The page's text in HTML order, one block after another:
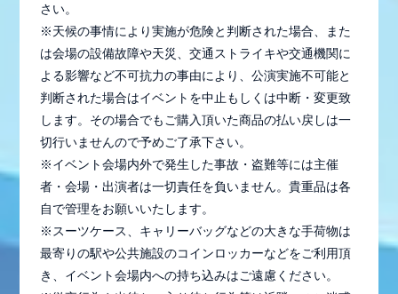
さい。
※天候の事情により実施が危険と判断された場合、また
は会場の設備故障や天災、交通ストライキや交通機関に
よる影響など不可抗力の事由により、公演実施不可能と
判断された場合はイベントを中止もしくは中断・変更致
します。その場合でもご購入頂いた商品の払い戻しは一
切行いませんので予めご了承下さい。
※イベント会場内外で発生した事故・盗難等には主催
者・会場・出演者は一切責任を負いません。貴重品は各
自で管理をお願いいたします。
※スーツケース、キャリーバッグなどの大きな手荷物は
最寄りの駅や公共施設のコインロッカーなどをご利用頂
き、イベント会場内への持ち込みはご遠慮ください。